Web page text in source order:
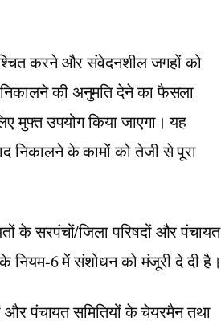
करने और संवेदनशील जगहों को
की अनुमति देने का फैसला
मुफ्त उपयोग किया जाएगा। यह
निकालने के कामों को तेजी से पूरा
के सरपंचों/जिला परिषदों और पंचायत
नियम-6 में संशोधन को मंजूरी दे दी है।
पंचायत समितियों के चेयरमैन तथा